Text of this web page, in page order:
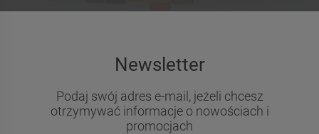
Newsletter
Podaj swój adres e-mail, jeżeli chcesz
otrzymywać informacje o nowościach i
promocjach